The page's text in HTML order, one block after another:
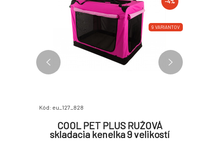
9 VARIANTOV
Kód: eu_127_828
COOL PET PLUS RUŽOVÁ
skladacia kenelka 9 velikostí